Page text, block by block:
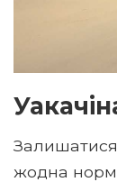
Залишатися
жодна